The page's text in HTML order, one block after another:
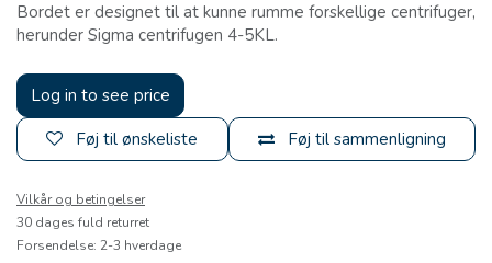
Bordet er designet til at kunne rumme forskellige centrifuger,
herunder Sigma centrifugen 4-5KL.
Log in to see price
Føj til sammenligning
Føj til ønskeliste
Vilkår og betingelser
30 dages fuld returret
Forsendelse: 2-3 hverdage